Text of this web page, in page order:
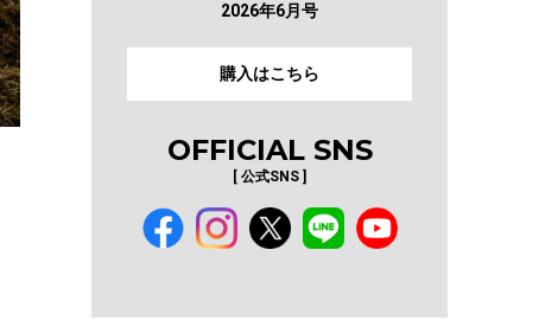
2026年6月号
購入はこちら
OFFICIAL SNS
[ 公式SNS ]